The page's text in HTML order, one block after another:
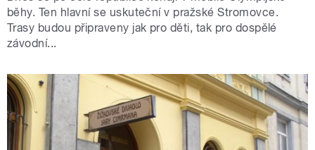
běhy. Ten hlavní se uskuteční v pražské Stromovce.
Trasy budou připraveny jak pro děti, tak pro dospělé
závodní...